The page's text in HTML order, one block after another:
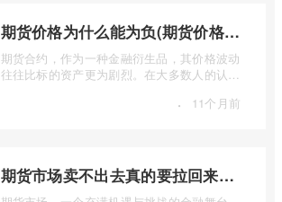
期货价格为什么能为负(期货价格为什么能为负数呢)
期货合约，作为一种金融衍生品，其价格波动
往往比标的资产更为剧烈。在大多数人的认知
· 11个月前
期货市场卖不出去真的要拉回来吗(期货有买不到或卖不出去的时候吗)